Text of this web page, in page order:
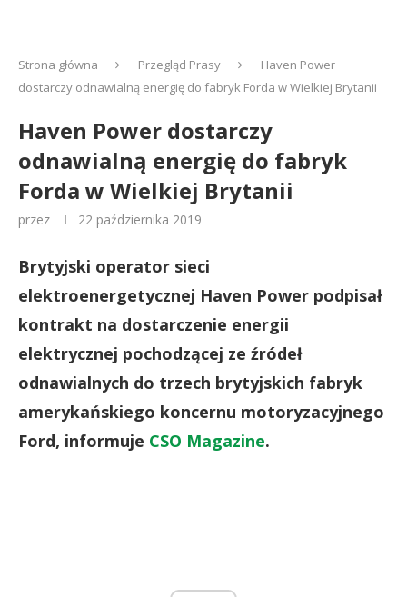
Strona główna Przegląd Prasy
Haven Power
dostarczy odnawialną energię do fabryk Forda w Wielkiej Brytanii
Haven Power dostarczy
odnawialną energię do fabryk
Forda w Wielkiej Brytanii
przez 22 października 2019
Brytyjski operator sieci
elektroenergetycznej Haven Power podpisał
kontrakt na dostarczenie energii
elektrycznej pochodzącej ze źródeł
odnawialnych do trzech brytyjskich fabryk
amerykańskiego koncernu motoryzacyjnego
Ford, informuje CSO Magazine.